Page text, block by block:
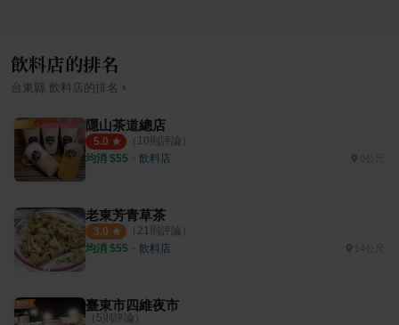
飲料店的排名
台東縣 飲料店的排名 ›
隱山茶道總店
5.0 （ 10則評論）
均消 $55 ・ 飲料店
老東芳青草茶
3.0 （ 21則評論）
均消 $55 ・ 飲料店
臺東市四維夜市
（ 5則評論）